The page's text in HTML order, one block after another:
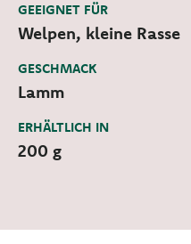
GEEIGNET FÜR
Welpen, kleine Rasse
GESCHMACK
Lamm
ERHÄLTLICH IN
200 g